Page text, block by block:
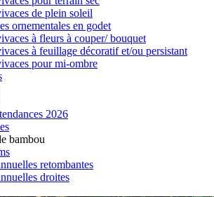
de plein soleil
ornementales en godet
à fleurs à couper/ bouquet
à feuillage décoratif et/ou persistant
pour mi-ombre
2026
retombantes
droites